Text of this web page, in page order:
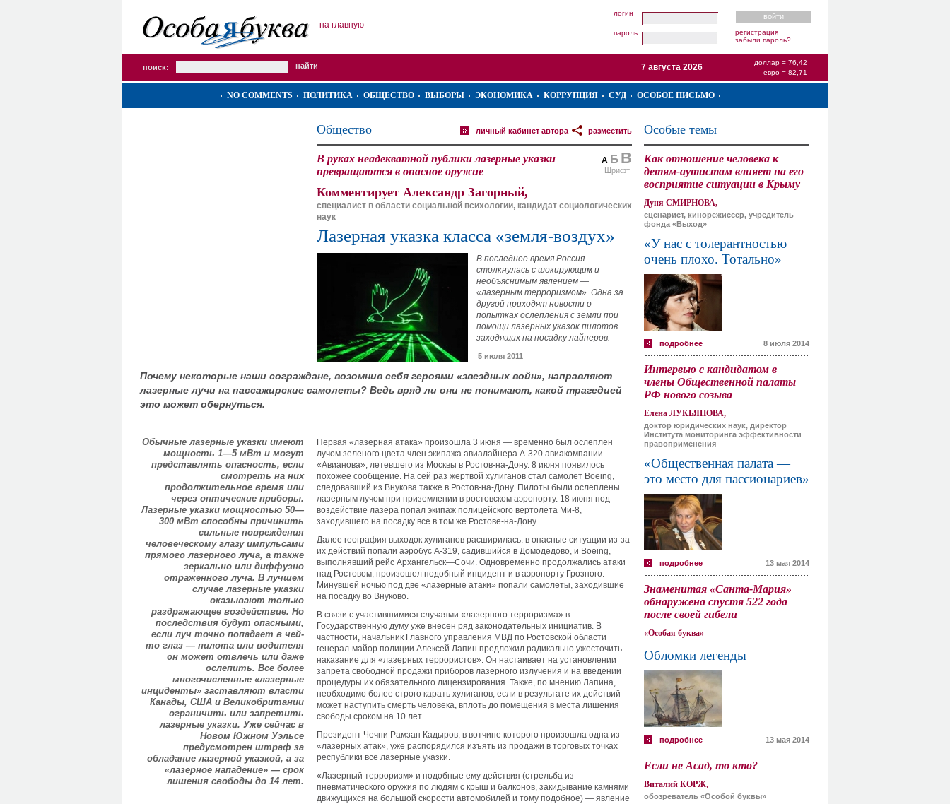
на главную
логин
пароль
регистрация
забыли пароль?
поиск:
доллар = 76,42
евро = 82,71
7 августа 2026
NO COMMENTS ПОЛИТИКА ОБЩЕСТВО ВЫБОРЫ ЭКОНОМИКА КОРРУПЦИЯ СУД ОСОБОЕ ПИСЬМО
Общество разместить
личный кабинет автора
А Б В
Шрифт
В руках неадекватной публики лазерные указки
превращаются в опасное оружие
Комментирует Александр Загорный,
специалист в области социальной психологии, кандидат социологических
наук
Лазерная указка класса «земля-воздух»
В последнее время Россия
столкнулась с шокирующим и
необъяснимым явлением —
«лазерным терроризмом». Одна за
другой приходят новости о
попытках ослепления с земли при
помощи лазерных указок пилотов
заходящих на посадку лайнеров.
5 июля 2011
Почему некоторые наши сограждане, возомнив себя героями «звездных войн», направляют
лазерные лучи на пассажирские самолеты? Ведь вряд ли они не понимают, какой трагедией
это может обернуться.
Обычные лазерные указки имеют
мощность 1—5 мВт и могут
представлять опасность, если
смотреть на них
продолжительное время или
через оптические приборы.
Лазерные указки мощностью 50—
300 мВт способны причинить
сильные повреждения
человеческому глазу импульсами
прямого лазерного луча, а также
зеркально или диффузно
отраженного луча. В лучшем
случае лазерные указки
оказывают только
раздражающее воздействие. Но
последствия будут опасными,
если луч точно попадает в чей-
то глаз — пилота или водителя
он может отвлечь или даже
ослепить. Все более
многочисленные «лазерные
инциденты» заставляют власти
Канады, США и Великобритании
ограничить или запретить
лазерные указки. Уже сейчас в
Новом Южном Уэльсе
предусмотрен штраф за
обладание лазерной указкой, а за
«лазерное нападение» — срок
лишения свободы до 14 лет.
Первая «лазерная атака» произошла 3 июня — временно был ослеплен
лучом зеленого цвета член экипажа авиалайнера А-320 авиакомпании
«Авианова», летевшего из Москвы в Ростов-на-Дону. 8 июня появилось
похожее сообщение. На сей раз жертвой хулиганов стал самолет Boeing,
следовавший из Внукова также в Ростов-на-Дону. Пилоты были ослеплены
лазерным лучом при приземлении в ростовском аэропорту. 18 июня под
воздействие лазера попал экипаж полицейского вертолета Ми-8,
заходившего на посадку все в том же Ростове-на-Дону.
Далее география выходок хулиганов расширилась: в опасные ситуации из-за
их действий попали аэробус А-319, садившийся в Домодедово, и Boeing,
выполнявший рейс Архангельск—Сочи. Одновременно продолжались атаки
над Ростовом, произошел подобный инцидент и в аэропорту Грозного.
Минувшей ночью под две «лазерные атаки» попали самолеты, заходившие
на посадку во Внуково.
В связи с участившимися случаями «лазерного терроризма» в
Государственную думу уже внесен ряд законодательных инициатив. В
частности, начальник Главного управления МВД по Ростовской области
генерал-майор полиции Алексей Лапин предложил радикально ужесточить
наказание для «лазерных террористов». Он настаивает на установлении
запрета свободной продажи приборов лазерного излучения и на введении
процедуры их обязательного лицензирования. Также, по мнению Лапина,
необходимо более строго карать хулиганов, если в результате их действий
может наступить смерть человека, вплоть до помещения в места лишения
свободы сроком на 10 лет.
Президент Чечни Рамзан Кадыров, в вотчине которого произошла одна из
«лазерных атак», уже распорядился изъять из продажи в торговых точках
республики все лазерные указки.
«Лазерный терроризм» и подобные ему действия (стрельба из
пневматического оружия по людям с крыш и балконов, закидывание камнями
движущихся на большой скорости автомобилей и тому подобное) — явление
Особые темы
Как отношение человека к
детям-аутистам влияет на его
восприятие ситуации в Крыму
Дуня СМИРНОВА,
сценарист, кинорежиссер, учредитель
фонда «Выход»
«У нас с толерантностью
очень плохо. Тотально»
подробнее 8 июля 2014
Интервью с кандидатом в
члены Общественной палаты
РФ нового созыва
Елена ЛУКЬЯНОВА,
доктор юридических наук, директор
Института мониторинга эффективности
правоприменения
«Общественная палата —
это место для пассионариев»
подробнее 13 мая 2014
Знаменитая «Санта-Мария»
обнаружена спустя 522 года
после своей гибели
«Особая буква»
Обломки легенды
подробнее 13 мая 2014
Если не Асад, то кто?
Виталий КОРЖ,
обозреватель «Особой буквы»